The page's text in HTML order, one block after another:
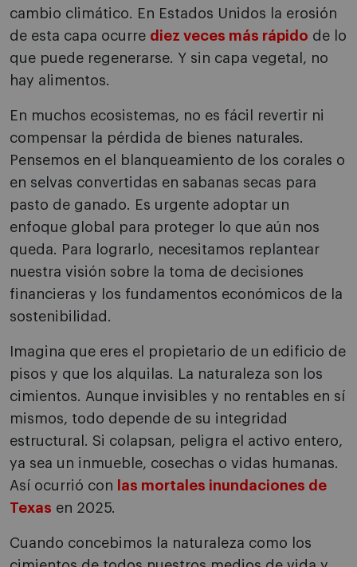
cambio climático. En Estados Unidos la erosión
de esta capa ocurre diez veces más rápido de lo
que puede regenerarse. Y sin capa vegetal, no
hay alimentos.
En muchos ecosistemas, no es fácil revertir ni
compensar la pérdida de bienes naturales.
Pensemos en el blanqueamiento de los corales o
en selvas convertidas en sabanas secas para
pasto de ganado. Es urgente adoptar un
enfoque global para proteger lo que aún nos
queda. Para lograrlo, necesitamos replantear
nuestra visión sobre la toma de decisiones
financieras y los fundamentos económicos de la
sostenibilidad.
Imagina que eres el propietario de un edificio de
pisos y que los alquilas. La naturaleza son los
cimientos. Aunque invisibles y no rentables en sí
mismos, todo depende de su integridad
estructural. Si colapsan, peligra el activo entero,
ya sea un inmueble, cosechas o vidas humanas.
Así ocurrió con
las mortales inundaciones de
Texas en 2025.
Cuando concebimos la naturaleza como los